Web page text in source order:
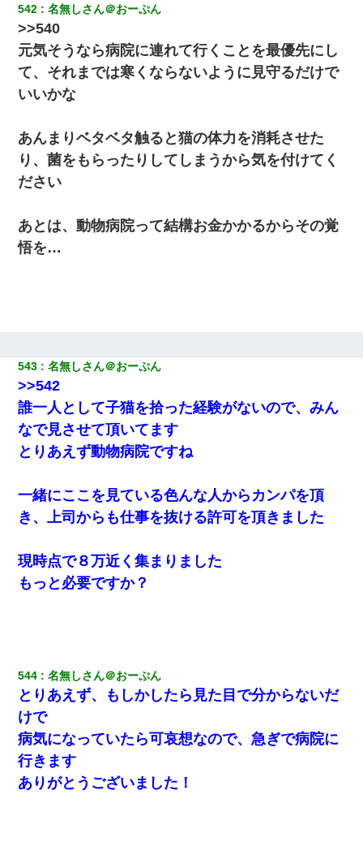
義兄嫁が義実家で「コロナ陽性だったからこのまま療養させて下
さい」と言い出してド修羅場になった
【報告者がキチ】嫁「妊娠した」俺『それじゃあ皆に祝ってもら
おう』友人達を家に連れ帰ってホームパーティー→俺『皆に祝え
てもらえて良かったな！』→
【衝撃】婚約者「兄と結婚はするけど嫁入りするわけじゃない。
お互い干渉はしないようにしましょう」→ その後に結納金の話を
したので、母が・・・
542 名無しさん＠おーぷん
>>540
元気そうなら病院に連れて行くことを最優先にし
て、それまでは寒くならないように見守るだけで
いいかな
あんまりベタベタ触ると猫の体力を消耗させた
り、菌をもらったりしてしまうから気を付けてく
ださい
あとは、動物病院って結構お金かかるからその覚
悟を…
543 名無しさん＠おーぷん
>>542
誰一人として子猫を拾った経験がないので、みん
なで見させて頂いてます
とりあえず動物病院ですね
一緒にここを見ている色んな人からカンパを頂
き、上司からも仕事を抜ける許可を頂きました
現時点で８万近く集まりました
もっと必要ですか？
544 名無しさん＠おーぷん
とりあえず、もしかしたら見た目で分からないだ
けで
病気になっていたら可哀想なので、急ぎで病院に
行きます
ありがとうございました！